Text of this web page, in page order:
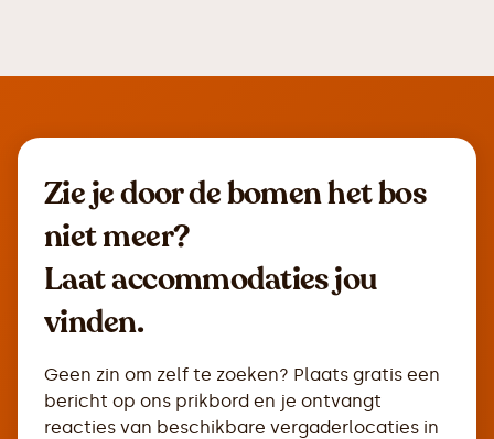
Zie je door de bomen het bos
niet meer?
Laat accommodaties jou
vinden.
Geen zin om zelf te zoeken? Plaats gratis een
bericht op ons prikbord en je ontvangt
reacties van beschikbare vergaderlocaties in